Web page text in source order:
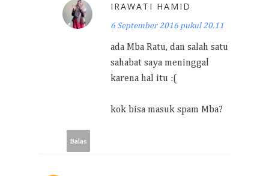
IRAWATI HAMID
6 September 2016 pukul 20.11
ada Mba Ratu, dan salah satu
sahabat saya meninggal
karena hal itu :(
kok bisa masuk spam Mba?
Balas